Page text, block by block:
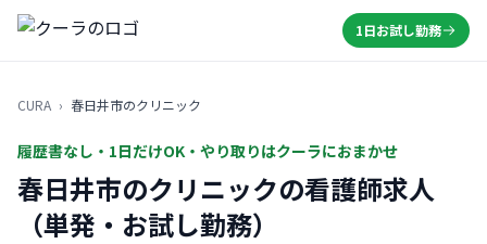
1日お試し勤務
CURA › 春日井市のクリニック
履歴書なし・1日だけOK・やり取りはクーラにおまかせ
春日井市のクリニックの看護師求人
（単発・お試し勤務）